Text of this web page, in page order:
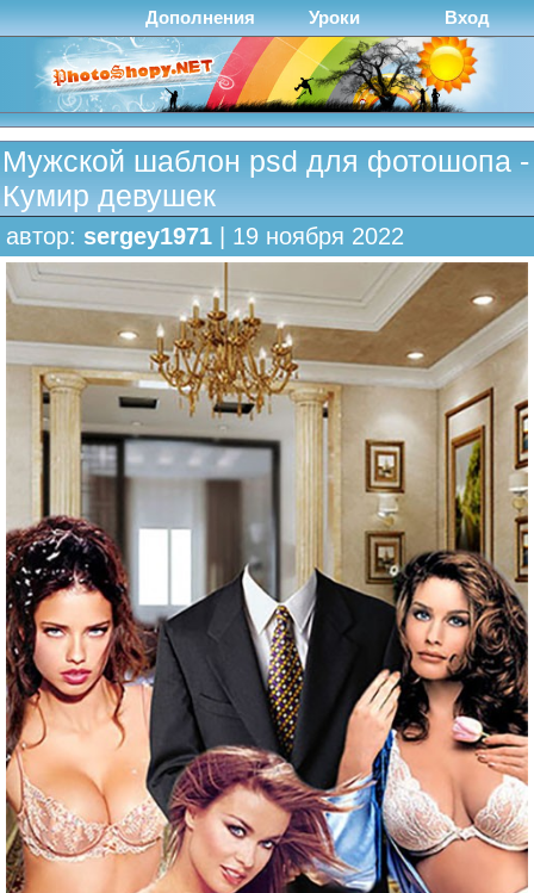
Дополнения Уроки Вход
Мужской шаблон psd для фотошопа -
Кумир девушек
автор: sergey1971 | 19 ноября 2022